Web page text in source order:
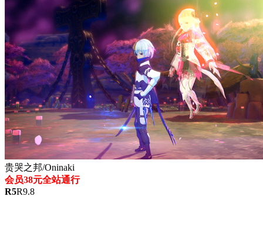
贵哭之邦/Oninaki
会员38元全站通行
R5R9.8